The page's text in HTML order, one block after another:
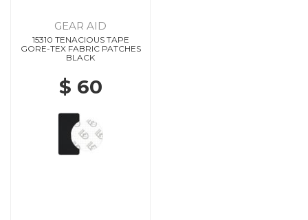
GEAR AID
15310 TENACIOUS TAPE
GORE-TEX FABRIC PATCHES
BLACK
$ 60